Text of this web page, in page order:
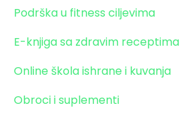
Podrška u fitness ciljevima
E-knjiga sa zdravim receptima
Online škola ishrane i kuvanja
Obroci i suplementi